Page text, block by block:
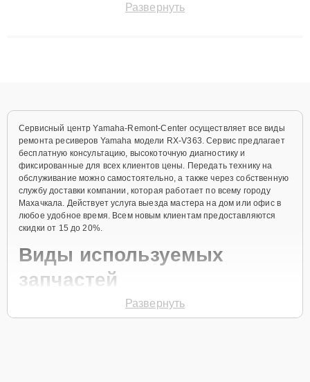
технику с сохранением гарантии до 3 лет. Наши мастера
Развернуть
Сервисный центр Yamaha-Remont-Center осуществляет все виды
ремонта ресиверов Yamaha модели RX-V363. Сервис предлагает
бесплатную консультацию, высокоточную диагностику и
фиксированные для всех клиентов цены. Передать технику на
обслуживание можно самостоятельно, а также через собственную
службу доставки компании, которая работает по всему городу
Махачкала. Действует услуга выезда мастера на дом или офис в
любое удобное время. Всем новым клиентам предоставляются
скидки от 15 до 20%.
Виды используемых
запчастей
Для ремонта ресивера модели RX-V363 предлагаются как
Развернуть